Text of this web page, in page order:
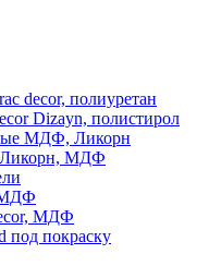
decor, полиуретан
Dizayn, полистирол
МДФ, Ликорн
Ликорн, МДФ
МДФ
МДФ
под покраску